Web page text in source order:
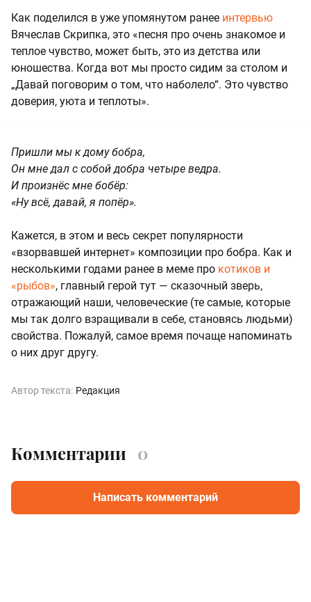
Как поделился в уже упомянутом ранее интервью
Вячеслав Скрипка, это «песня про очень знакомое и
теплое чувство, может быть, это из детства или
юношества. Когда вот мы просто сидим за столом и
„Давай поговорим о том, что наболело“. Это чувство
доверия, уюта и теплоты».
Пришли мы к дому бобра,
Он мне дал с собой добра четыре ведра.
И произнёс мне бобёр:
«Ну всё, давай, я попёр».
Кажется, в этом и весь секрет популярности
«взорвавшей интернет» композиции про бобра. Как и
несколькими годами ранее в меме про котиков и
«рыбов», главный герой тут — сказочный зверь,
отражающий наши, человеческие (те самые, которые
мы так долго взращивали в себе, становясь людьми)
свойства. Пожалуй, самое время почаще напоминать
о них друг другу.
Автор текста: Редакция
Комментарии 0
Написать комментарий